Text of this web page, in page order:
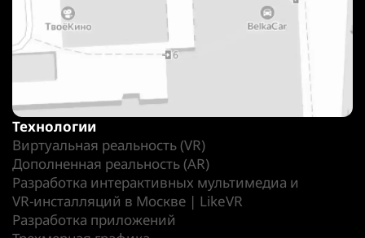
Технологии
Виртуальная реальность (VR)
Дополненная реальность (AR)
Разработка интерактивных мультимедиа и
VR-инсталляций в Москве | LikeVR
Разработка приложений